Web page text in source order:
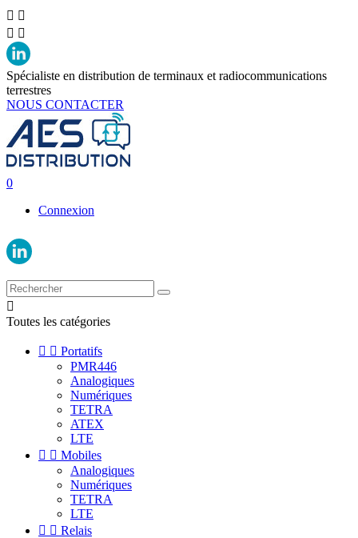
 
 
Spécialiste en distribution de terminaux et radiocommunications
terrestres
NOUS CONTACTER
0
Connexion

Toutes les catégories
  Portatifs
PMR446
Analogiques
Numériques
TETRA
ATEX
LTE
  Mobiles
Analogiques
Numériques
TETRA
LTE
  Relais